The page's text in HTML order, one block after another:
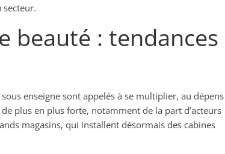
beauté : tendances
enseigne sont appelés à se multiplier, au dépens
plus en plus forte, notamment de la part d’acteurs
magasins, qui installent désormais des cabines